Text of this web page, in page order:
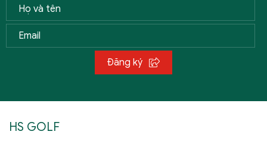
Đăng ký
HS GOLF